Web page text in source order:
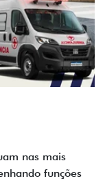
nas mais
funções